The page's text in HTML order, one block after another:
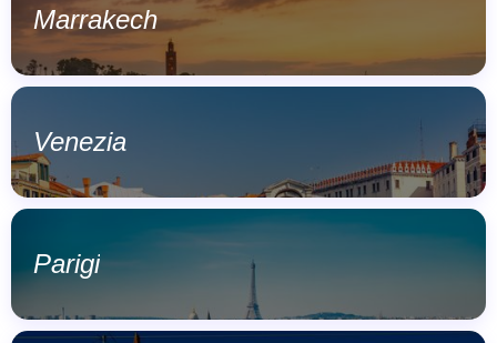
Marrakech
Venezia
Parigi